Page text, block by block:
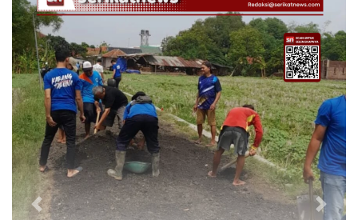
Previous Next